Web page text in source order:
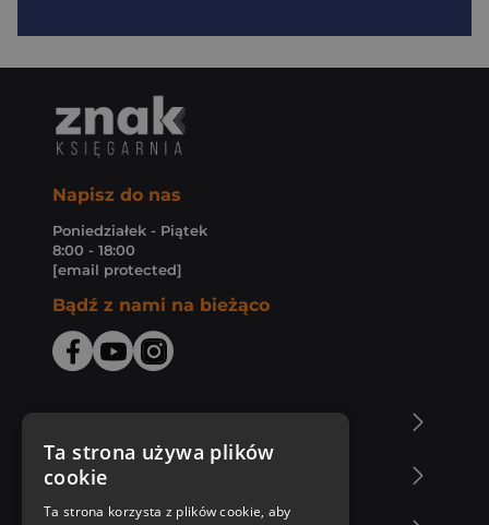
Napisz do nas
Poniedziałek - Piątek
8:00 - 18:00
[email protected]
Bądź z nami na bieżąco
Zakupy u nas
Ta strona używa plików
cookie
Ta strona korzysta z plików cookie, aby